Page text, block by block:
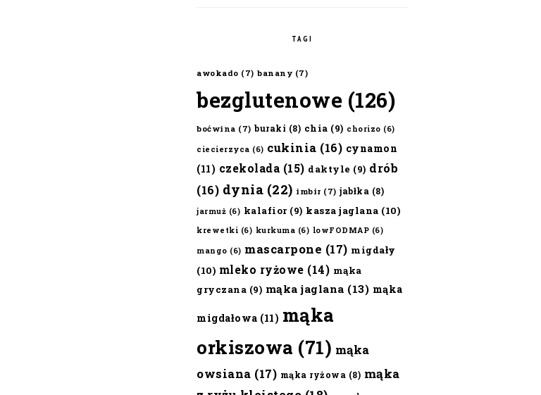
TAGI
awokado (7) banany (7)
bezglutenowe (126)
boćwina (7) buraki (8) chia (9) chorizo (6)
ciecierzyca (6) cukinia (16) cynamon
(11) czekolada (15) daktyle (9) drób
(16) dynia (22) imbir (7) jabłka (8)
jarmuż (6) kalafior(9) kasza jaglana (10)
krewetki (6) kurkuma (6) lowFODMAP (6)
mango (6) mascarpone (17) migdały
(10) mleko ryżowe (14) mąka
gryczana (9) mąka jaglana (13) mąka
migdałowa (11) mąka
orkiszowa (71) mąka
owsiana (17) mąka ryżowa (8) mąka